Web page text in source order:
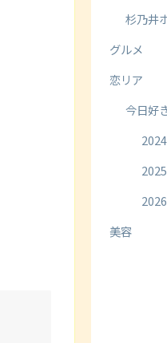
杉乃井
グルメ
恋リア
今日好
美容